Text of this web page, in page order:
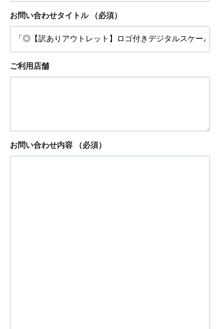
お問い合わせタイトル （必須）
ご利用店舗
お問い合わせ内容 （必須）